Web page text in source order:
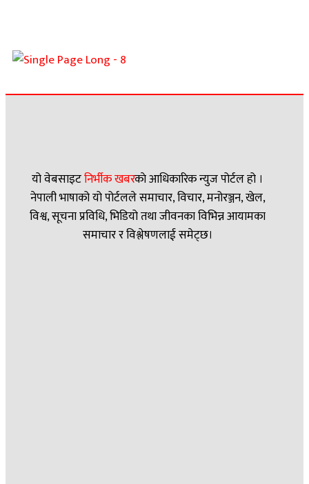
यो वेबसाइटनिर्भीक खबरकाे आधिकारिक न्युज पोर्टल हो ।
नेपाली भाषाको यो पोर्टलले समाचार, विचार, मनोरञ्जन, खेल,
विश्व, सूचना प्रविधि, भिडियो तथा जीवनका विभिन्न आयामका
समाचार र विश्लेषणलाई समेट्छ।